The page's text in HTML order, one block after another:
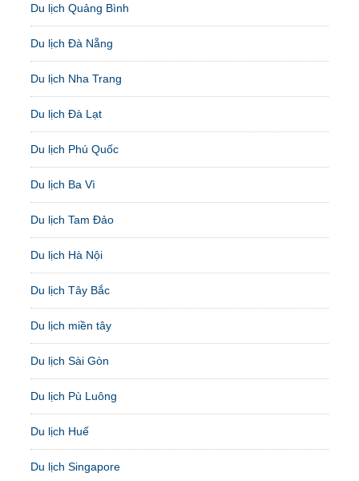
Du lịch Quảng Bình
Du lịch Đà Nẵng
Du lịch Nha Trang
Du lịch Đà Lạt
Du lịch Phú Quốc
Du lịch Ba Vì
Du lịch Tam Đảo
Du lịch Hà Nội
Du lịch Tây Bắc
Du lịch miền tây
Du lịch Sài Gòn
Du lịch Pù Luông
Du lịch Huế
Du lịch Singapore